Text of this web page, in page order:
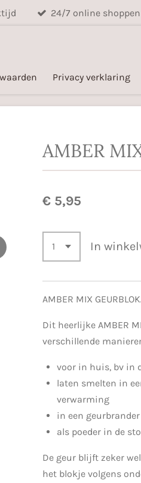
24/7 online shoppen
Privacy verklaring
AMBER
€ 5,95
In
AMBER MIX
Dit heerlijke AMBER
verschillende
voor in huis, bv in
laten smelten in
verwarming
in een geurbrander
als poeder in de
De geur blijft zeker
het blokje volgens